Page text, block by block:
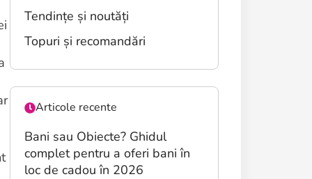
Tendințe și noutăți
Topuri și recomandări
Articole recente
Bani sau Obiecte? Ghidul
complet pentru a oferi bani în
loc de cadou în 2026